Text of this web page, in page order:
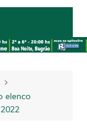
elenco